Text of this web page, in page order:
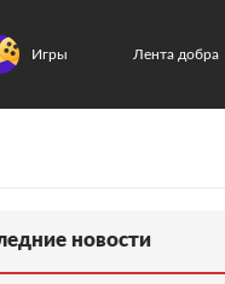
Игры Лента добра
новости